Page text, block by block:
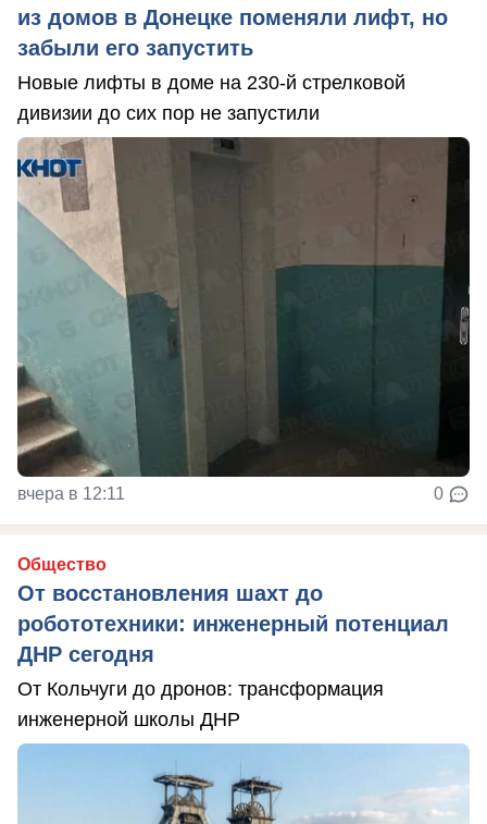
из домов в Донецке поменяли лифт, но
забыли его запустить
Новые лифты в доме на 230-й стрелковой
дивизии до сих пор не запустили
вчера в 12:11 0
Общество
От восстановления шахт до
робототехники: инженерный потенциал
ДНР сегодня
От Кольчуги до дронов: трансформация
инженерной школы ДНР